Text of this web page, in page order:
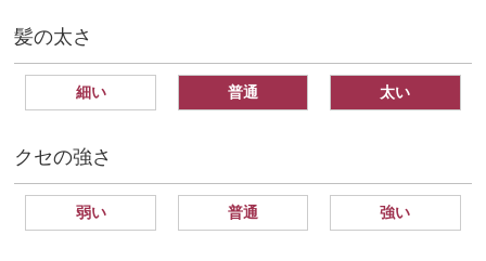
髪の太さ
細い 普通 太い
クセの強さ
弱い 普通 強い